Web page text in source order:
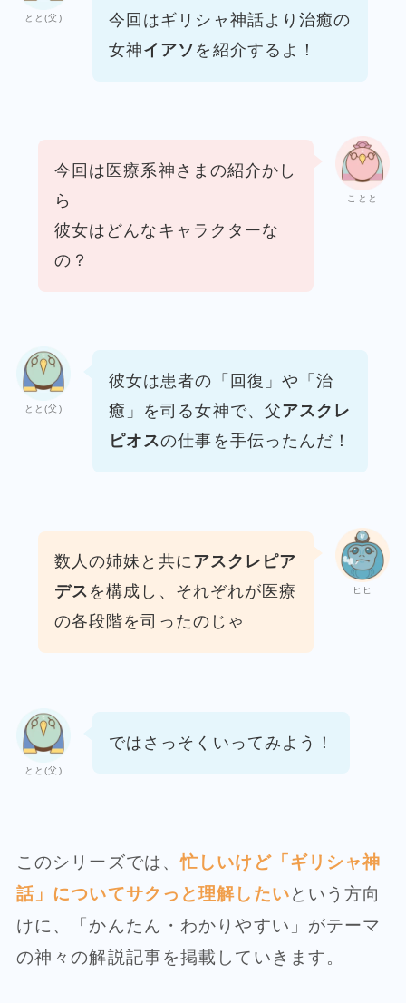
とと(父)
今回はギリシャ神話より治癒の
女神イアソ を紹介するよ！
ことと
今回は医療系神さまの紹介かし
ら
彼女はどんなキャラクターな
の？
とと(父)
彼女は患者の「回復」や「治
癒」を司る女神で、 父アスクレ
ピオスの仕事を手伝ったんだ！
ヒヒ
数人の姉妹と共にアスクレピア
デス を構成し、 それぞれが医療
の各段階を司ったのじゃ
とと(父)
ではさっそくいってみよう！
このシリーズでは、忙しいけど「ギリシャ神
話」についてサクっと理解したいという方向
けに、「かんたん・わかりやすい」がテーマ
の神々の解説記事を掲載していきます。